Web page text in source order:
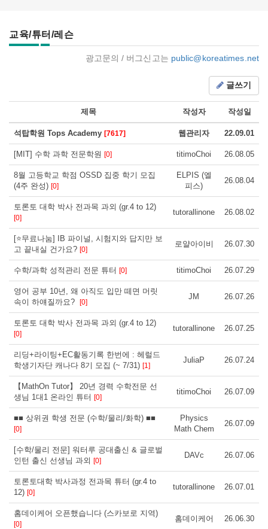
교육/튜터/레슨
광고문의 / 버그신고는 public@koreatimes.net
글쓰기
제목 작성자 작성일
석탑학원 Tops Academy [7617] 웹관리자 22.09.01
[MIT] 수학 과학 전문학원 [0] titimoChoi 26.08.05
8월 고등학교 학점 OSSD 집중 학기 모집
(4주 완성) [0]
ELPIS (엘
피스)
26.08.04
토론토 대학 박사 전과목 과외 (gr.4 to 12)
[0]
tutorallinone 26.08.02
[⭐무료나눔] IB 파이널, 시험지와 답지만 보
고 끝내실 건가요? [0]
로얄아이비 26.07.30
수학/과학 성적관리 전문 튜터 [0] titimoChoi 26.07.29
영어 공부 10년, 왜 아직도 입만 떼면 머릿
속이 하얘질까요? [0]
JM 26.07.26
토론토 대학 박사 전과목 과외 (gr.4 to 12)
[0]
tutorallinone 26.07.25
리딩+라이팅+EC활동기록 한번에 : 헤럴드
학생기자단 캐나다 8기 모집 (~ 7/31) [1]
JuliaP 26.07.24
【MathOn Tutor】 20년 경력 수학전문 선
생님 1대1 온라인 튜터 [0]
titimoChoi 26.07.09
■■ 상위권 학생 전문 (수학/물리/화학) ■■
[0]
Physics
Math Chem
26.07.09
[수학/물리 전문] 워터루 공대출신 & 글로벌
인턴 출신 선생님 과외 [0]
DAVc 26.07.06
토론토대학 박사과정 전과목 튜터 (gr.4 to
12) [0]
tutorallinone 26.07.01
홈데이케어 오픈했습니다 (스카보로 지역)
[0]
홈데이케어 26.06.30